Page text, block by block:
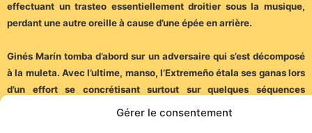
Gérer le consentement
effectuant un trasteo essentiellement droitier sous la musique,
perdant une autre oreille à cause d’une épée en arrière.
Ginés Marín tomba d’abord sur un adversaire qui s’est décomposé
à la muleta. Avec l’ultime, manso, l’Extremeño étala ses ganas lors
d’un effort se concrétisant surtout sur quelques séquences